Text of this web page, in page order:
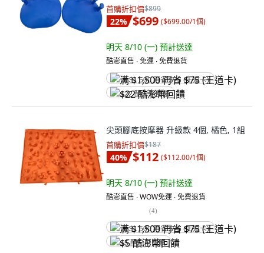
首購折扣價$899
22% $699 ($699.00/1個)
明天 8/10 (一) 預計送達
酷澎直售 ∙ 免運 ∙ 免費退貨
满 $1,500 再省 $75 (王道卡)
$22 酷澎幣回饋
尖頭腳底按摩器 升級款 4個, 橘色, 1組
首購折扣價$187
40% $112 ($112.00/1個)
明天 8/10 (一) 預計送達
酷澎直售 ∙ WOW免運 ∙ 免費退貨
(4)
满 $1,500 再省 $75 (王道卡)
$5 酷澎幣回饋